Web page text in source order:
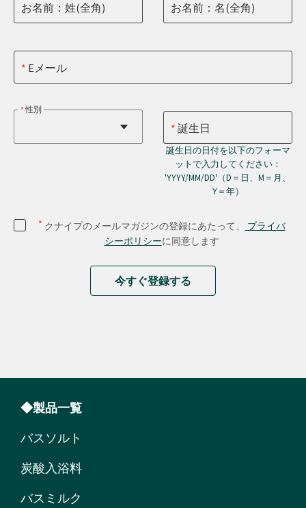
お名前：姓(全角) お名前：名(全角)
Eメール
性別
誕生日
誕生日の日付を以下のフォーマ
ットで入力してください：
'YYYY/MM/DD'（D＝日、M＝月、
Y＝年）
* クナイプのメールマガジンの登録にあたって、
プライバ
シーポリシーに同意します
今すぐ登録する
◆製品一覧
バスソルト
炭酸入浴料
バスミルク